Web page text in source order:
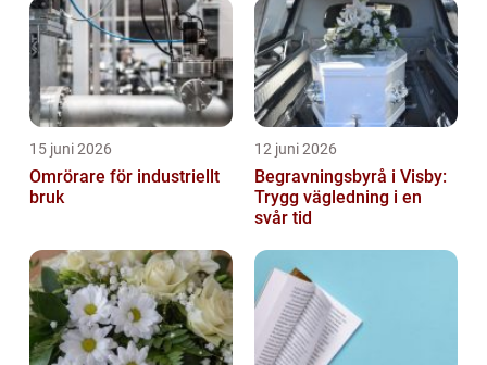
15 juni 2026
Omrörare för industriellt
bruk
12 juni 2026
Begravningsbyrå i Visby:
Trygg vägledning i en
svår tid